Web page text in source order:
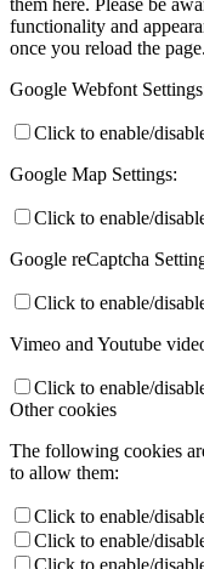
functionality and
once you reload the page.
Google Webfont
Click to enable/
Google Map Settings:
Click to enable/
Google reCaptcha
Click to enable/
Vimeo and Youtube
Click to enable/
Other cookies
The following cookies
to allow them:
Click to enable/
Click to enable/
Click to enable/